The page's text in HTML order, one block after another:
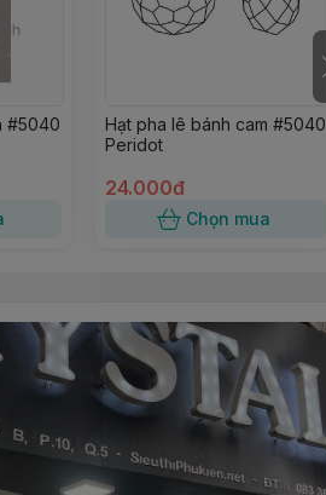
#5040
Hạt pha lê bánh cam #5040
Peridot
24.000đ
Chọn mua